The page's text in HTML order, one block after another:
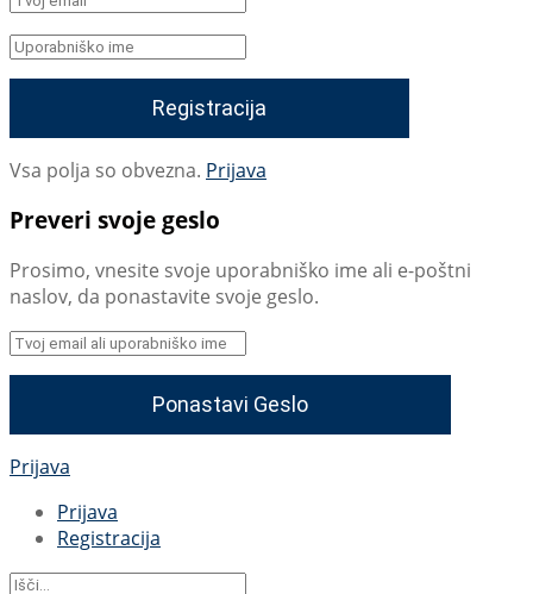
Vsa polja so obvezna. Prijava
Preveri svoje geslo
Prosimo, vnesite svoje uporabniško ime ali e-poštni
naslov, da ponastavite svoje geslo.
Prijava
Prijava
Registracija